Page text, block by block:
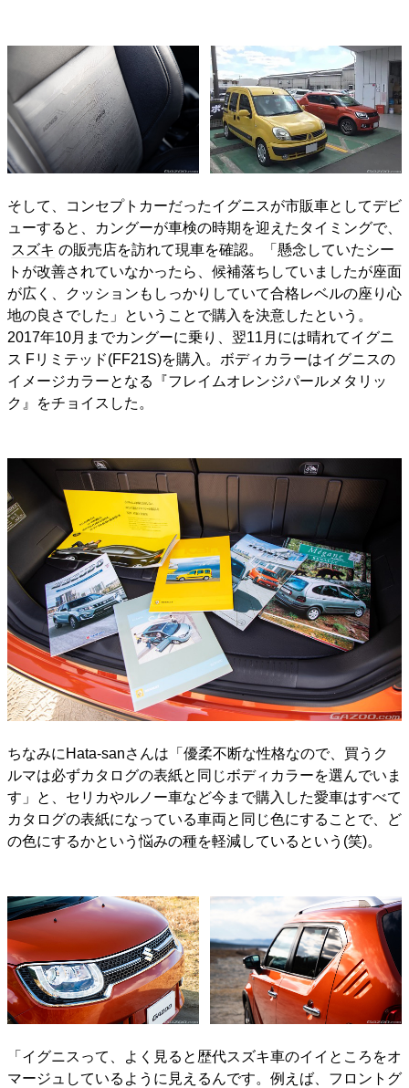
そして、コンセプトカーだったイグニスが市販車としてデビ
ューすると、カングーが車検の時期を迎えたタイミングで、
スズキ の販売店を訪れて現車を確認。「懸念していたシー
トが改善されていなかったら、候補落ちしていましたが座面
が広く、クッションもしっかりしていて合格レベルの座り心
地の良さでした」ということで購入を決意したという。
2017年10月までカングーに乗り、翌11月には晴れてイグニ
ス Fリミテッド(FF21S)を購入。ボディカラーはイグニスの
イメージカラーとなる『フレイムオレンジパールメタリッ
ク』をチョイスした。
ちなみにHata-sanさんは「優柔不断な性格なので、買うク
ルマは必ずカタログの表紙と同じボディカラーを選んでいま
す」と、セリカやルノー車など今まで購入した愛車はすべて
カタログの表紙になっている車両と同じ色にすることで、ど
の色にするかという悩みの種を軽減しているという(笑)。
「イグニスって、よく見ると歴代スズキ車のイイところをオ
マージュしているように見えるんです。例えば、フロントグ